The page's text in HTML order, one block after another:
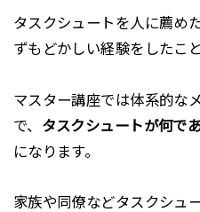
タスクシュートを人に薦め
ずもどかしい経験をしたこ
マスター講座では体系的な
で、 タスクシュートが何で
になります。
家族や同僚などタスクシュ